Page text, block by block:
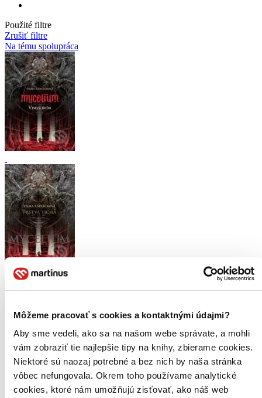
Môžeme pracovať s cookies a kontaktnými údajmi?
Aby sme vedeli, ako sa na našom webe správate, a mohli
vám zobraziť tie najlepšie tipy na knihy, zbierame cookies.
Niektoré sú naozaj potrebné a bez nich by naša stránka
vôbec nefungovala. Okrem toho používame analytické
cookies, ktoré nám umožňujú zisťovať, ako náš web
Použité filtre
Zrušiť filtre
Na tému spolupráca
Mycelium VI: Vrstva ticha
Bájná Fomalhiwa. Svět zázraků a blahobytu. Ale také Zakázaný
směr. To, co se vynořilo z vesmíru, už brzy odřízne cestu všem
Lodím; a od té chvíle zůstane pravlast argenitu nepoznaná a
nepoznatelná...
Kniha brožovaná väzba